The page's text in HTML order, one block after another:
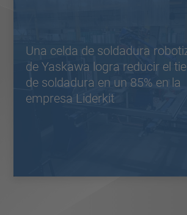
Una celda de soldadura
de Yaskawa logra reducir el
de soldadura en un 85% en la
empresa Liderkit